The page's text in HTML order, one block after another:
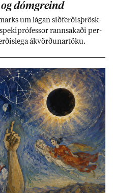
dómgreind
um lág­an sið­ferð­is­þrösk­
rann­sak­aði per­
ákvörð­un­ar­töku.